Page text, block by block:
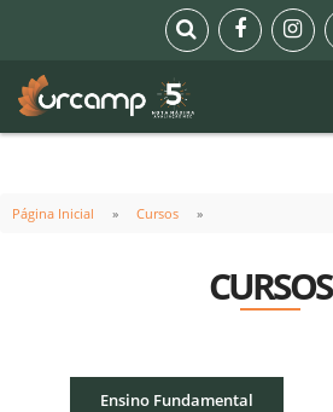
Página Inicial Cursos
CURSOS
Ensino Fundamental